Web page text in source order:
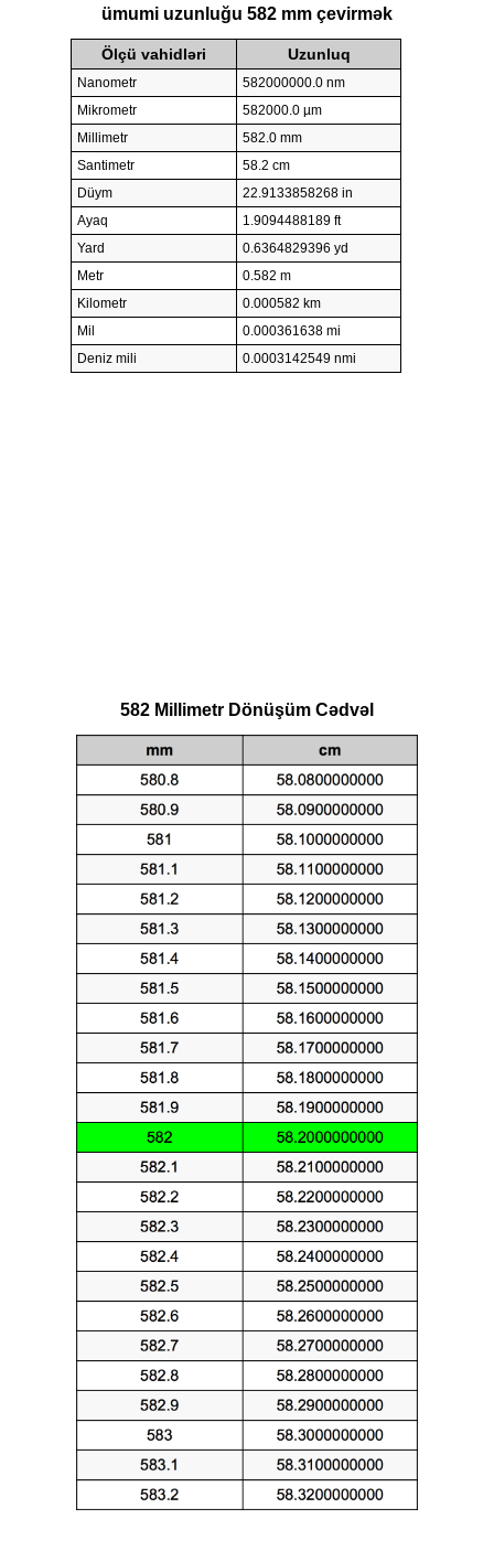
ümumi uzunluğu 582 mm çevirmək
Ölçü vahidləri Uzunluq
Nanometr
582000000.0 nm
Mikrometr
582000.0 µm
Millimetr
582.0 mm
Santimetr
58.2 cm
Düym
22.9133858268 in
Ayaq
1.9094488189 ft
Yard
0.6364829396 yd
Metr
0.582 m
Kilometr
0.000582 km
Mil
0.000361638 mi
Deniz mili
0.0003142549 nmi
582 Millimetr Dönüşüm Cədvəl